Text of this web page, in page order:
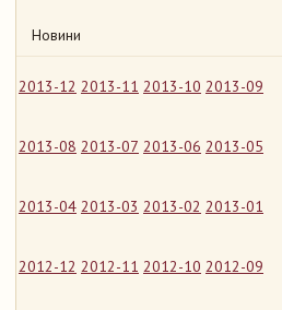
Новини
2013-12 2013-11 2013-10 2013-09
2013-08 2013-07 2013-06 2013-05
2013-04 2013-03 2013-02 2013-01
2012-12 2012-11 2012-10 2012-09